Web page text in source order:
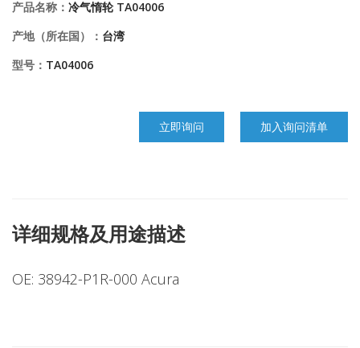
产品名称： 冷气惰轮 TA04006
产地（所在国）： 台湾
型号： TA04006
立即询问 加入询问清单
详细规格及用途描述
OE: 38942-P1R-000 Acura